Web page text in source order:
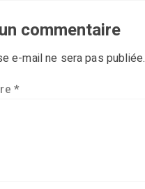
commentaire
e-mail ne sera pas publiée.
*